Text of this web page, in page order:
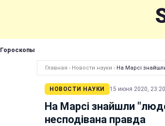
Гороскопы
Главная › Новости науки › На Марсі
НОВОСТИ НАУКИ 15 июня 2020, 23:20
На Марсі знайшли
несподівана правда